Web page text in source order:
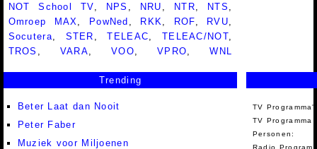
NOT School TV
NPS NRU NTR NTS
Omroep MAX
PowNed RKK ROF RVU
Socutera
STER ,TELEAC TELEAC/NOT
TROS
VARA ,VOO ,VPRO ,WNL
Trending
Beter Laat dan Nooit
Peter Faber
Muziek voor Miljoenen
TV
TV Programma
Personen:
Radio